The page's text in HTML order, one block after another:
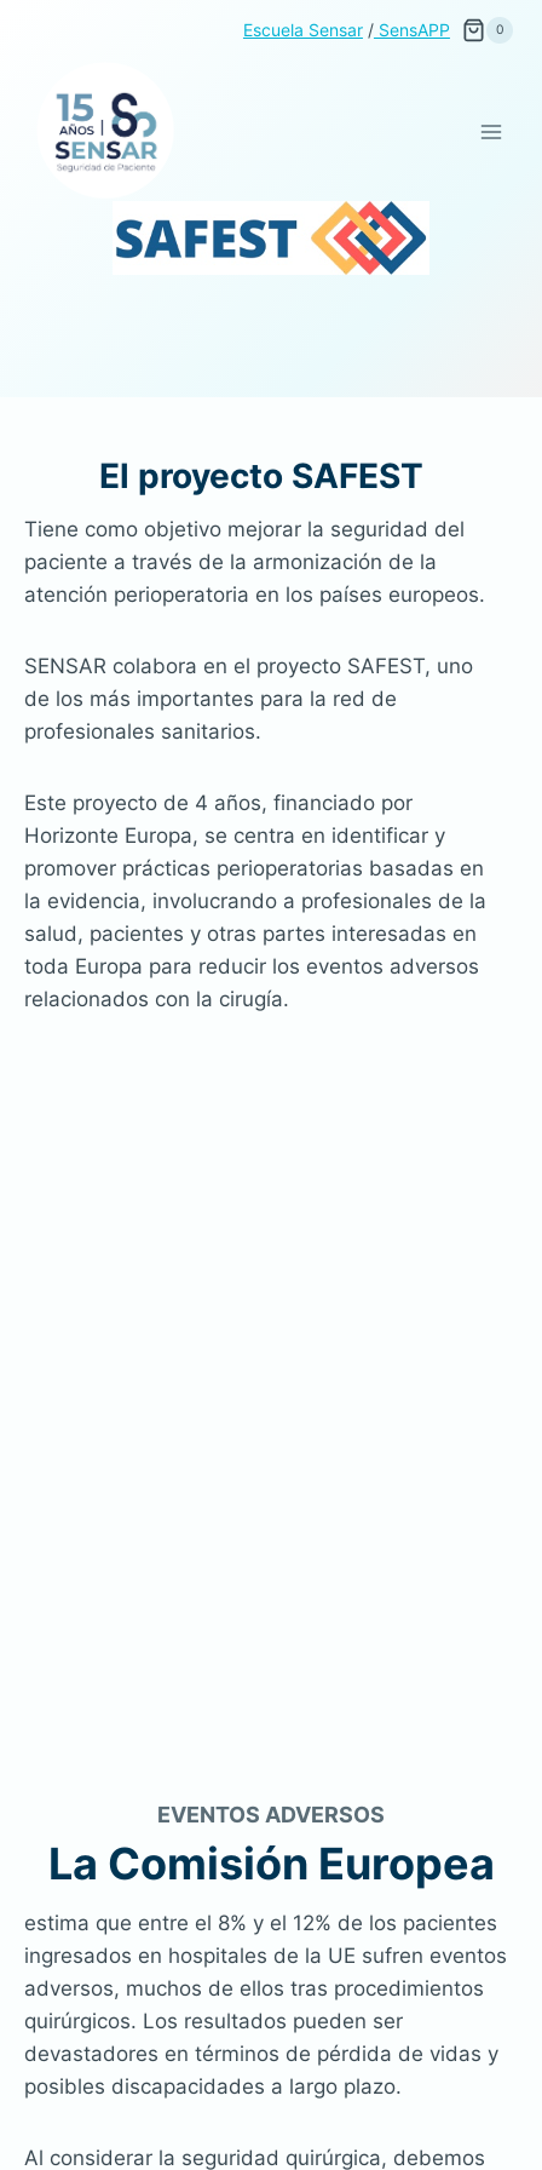
Escuela Sensar/SensAPP 0
El proyecto SAFEST
Tiene como objetivo mejorar la seguridad del
paciente a través de la armonización de la
atención perioperatoria en los países europeos.
SENSAR colabora en el proyecto SAFEST, uno
de los más importantes para la red de
profesionales sanitarios.
Este proyecto de 4 años, financiado por
Horizonte Europa, se centra en identificar y
promover prácticas perioperatorias basadas en
la evidencia, involucrando a profesionales de la
salud, pacientes y otras partes interesadas en
toda Europa para reducir los eventos adversos
relacionados con la cirugía.
EVENTOS ADVERSOS
La Comisión Europea
estima que entre el 8% y el 12% de los pacientes
ingresados en hospitales de la UE sufren eventos
adversos, muchos de ellos tras procedimientos
quirúrgicos. Los resultados pueden ser
devastadores en términos de pérdida de vidas y
posibles discapacidades a largo plazo.
Al considerar la seguridad quirúrgica, debemos